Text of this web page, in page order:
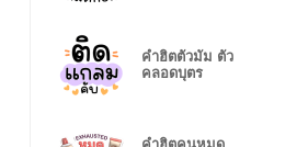
คำฮิตตัวมัม ตัว
คลอดบุตร